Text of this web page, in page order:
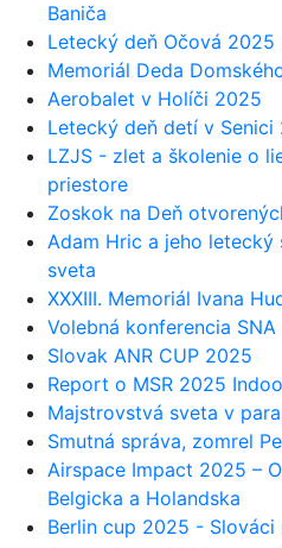
Baniča
Letecký deň Očová 2025
Memoriál Deda
Aerobalet v Holíči 2025
Letecký deň detí v Senici
LZJS - zlet a školenie o
priestore
Zoskok na Deň
Adam Hric a jeho letecký
sveta
XXXIII. Memoriál Ivana
Volebná konferencia
Slovak ANR CUP 2025
Report o MSR 2025
Majstrovstvá sveta v
Smutná správa, zomrel
Airspace Impact 2025 –
Belgicka a Holandska
Berlin cup 2025 - Slováci